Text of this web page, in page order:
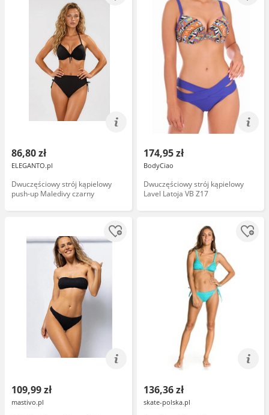
86,80 zł
ELEGANTO.pl
Dwuczęściowy strój kąpielowy
push-up Maledivy czarny
174,95 zł
BodyCiao
Dwuczęściowy strój kąpielowy
Lavel Latoja VB Z17
109,99 zł
mastivo.pl
136,36 zł
skate-polska.pl